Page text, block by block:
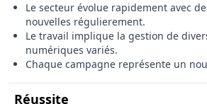
Le secteur évolue rapidement avec
nouvelles régulierement.
Le travail implique la gestion de
numériques variés.
Chaque campagne représente un
Réussite Pour Le Métier De